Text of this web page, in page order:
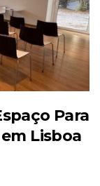
Para
Lisboa